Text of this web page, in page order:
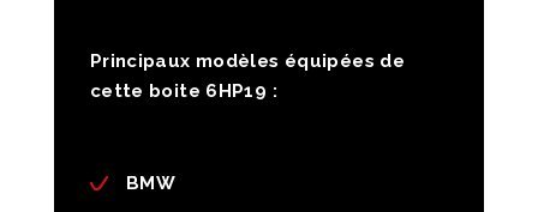
Principaux modèles équipées de
cette boite 6HP19 :
BMW